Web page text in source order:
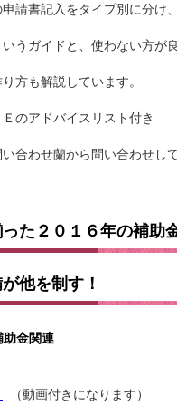
請書記入をタイプ別に分け、
うガイドと、使わない方が
方も解説しています。
のアドバイスリスト付き
合わせ蘭から問い合わせし
った２０１６年の補助
他を制す！
助金関連
（動画付きになります）